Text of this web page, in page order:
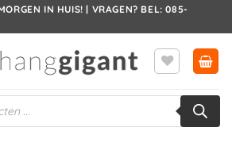
IN HUIS! | VRAGEN? BEL: 085-